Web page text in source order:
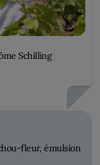
Schilling
fleur, émulsion